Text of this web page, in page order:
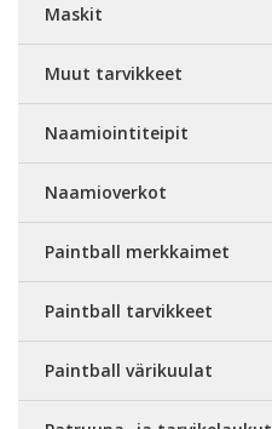
Maskit
Muut tarvikkeet
Naamiointiteipit
Naamioverkot
Paintball merkkaimet
Paintball tarvikkeet
Paintball värikuulat